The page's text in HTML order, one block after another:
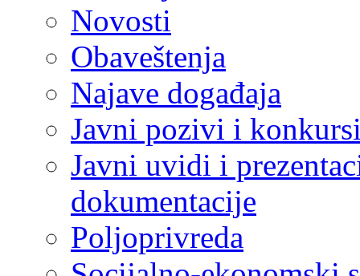
Novosti
Obaveštenja
Najave događaja
Javni pozivi i
Javni uvidi i
dokumentacije
Poljoprivreda